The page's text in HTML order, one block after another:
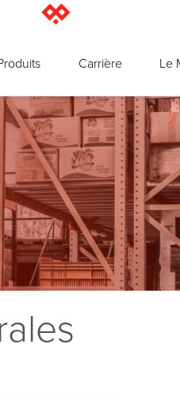
Carrière Le